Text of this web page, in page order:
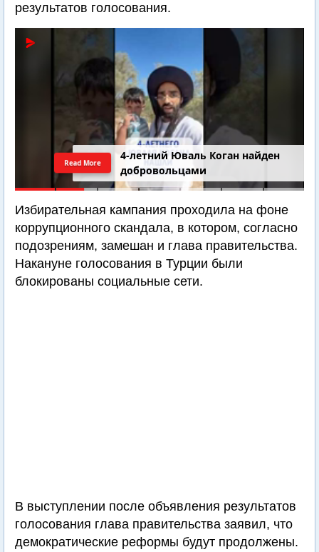
результатов голосования.
4-летний Юваль Коган найден
добровольцами
Read More
Избирательная кампания проходила на фоне
коррупционного скандала, в котором, согласно
подозрениям, замешан и глава правительства.
Накануне голосования в Турции были
блокированы социальные сети.
В выступлении после объявления результатов
голосования глава правительства заявил, что
демократические реформы будут продолжены.